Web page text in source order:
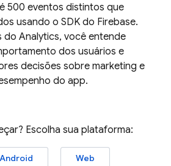
500 eventos distintos que
usando o SDK do Firebase.
do Analytics, você entende
dos usuários e
decisões sobre marketing e
do app.
Escolha sua plataforma:
Android
Web